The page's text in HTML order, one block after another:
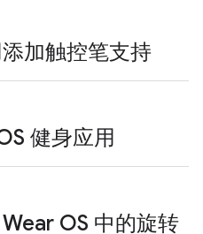
加触控笔支持
健身应用
OS 中的旋转